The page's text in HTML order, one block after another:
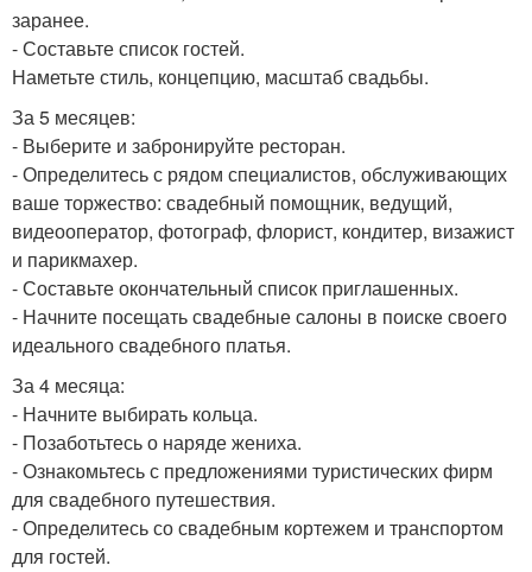
заранее.
- Составьте список гостей.
Наметьте стиль, концепцию, масштаб свадьбы.
За 5 месяцев:
- Выберите и забронируйте ресторан.
- Определитесь с рядом специалистов, обслуживающих
ваше торжество: свадебный помощник, ведущий,
видеооператор, фотограф, флорист, кондитер, визажист
и парикмахер.
- Составьте окончательный список приглашенных.
- Начните посещать свадебные салоны в поиске своего
идеального свадебного платья.
За 4 месяца:
- Начните выбирать кольца.
- Позаботьтесь о наряде жениха.
- Ознакомьтесь с предложениями туристических фирм
для свадебного путешествия.
- Определитесь со свадебным кортежем и транспортом
для гостей.